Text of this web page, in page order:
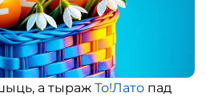
а тыраж То!Лато пад